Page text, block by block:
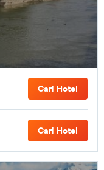
Cari Hotel
Cari Hotel